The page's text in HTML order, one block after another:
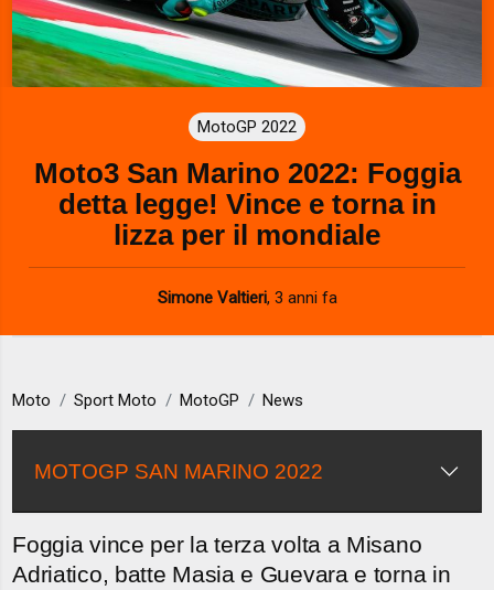
MotoGP 2022
Moto3 San Marino 2022: Foggia
detta legge! Vince e torna in
lizza per il mondiale
Simone Valtieri, 3 anni fa
Moto Sport Moto MotoGP News
MOTOGP SAN MARINO 2022
Foggia vince per la terza volta a Misano
Adriatico, batte Masia e Guevara e torna in